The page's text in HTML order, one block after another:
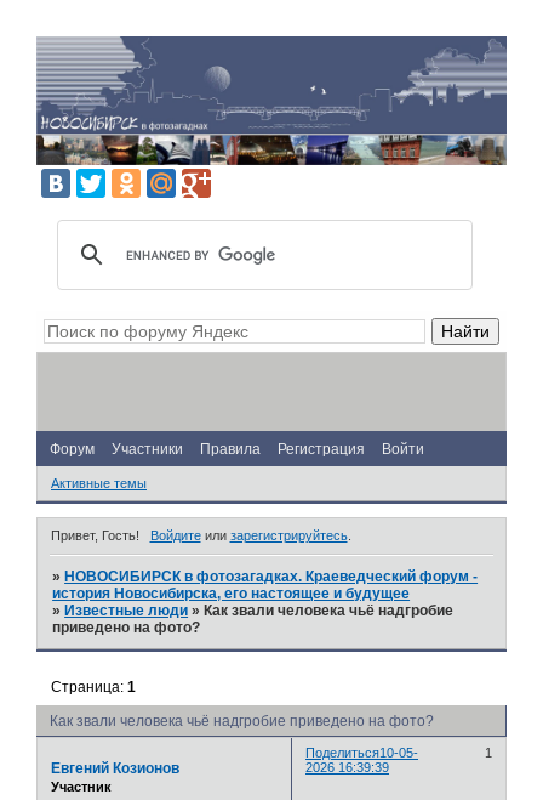
Форум Участники Правила Регистрация Войти
Активные темы
Привет, Гость! Войдитеили зарегистрируйтесь.
» НОВОСИБИРСК в фотозагадках. Краеведческий форум -
история Новосибирска, его настоящее и будущее
» Известные люди » Как звали человека чьё надгробие
приведено на фото?
Как звали человека чьё надгробие приведено на фото?
Страница:1
Поделиться 1
10-05-
2026 16:39:39
Евгений Козионов
Участник